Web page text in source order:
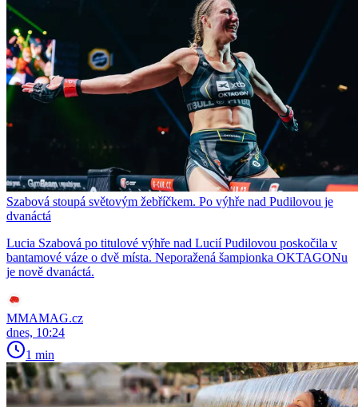
Szabová stoupá světovým žebříčkem. Po výhře nad Pudilovou je
dvanáctá
Lucia Szabová po titulové výhře nad Lucií Pudilovou poskočila v
bantamové váze o dvě místa. Neporažená šampionka OKTAGONu
je nově dvanáctá.
MMAMAG.cz
dnes, 10:24
1 min